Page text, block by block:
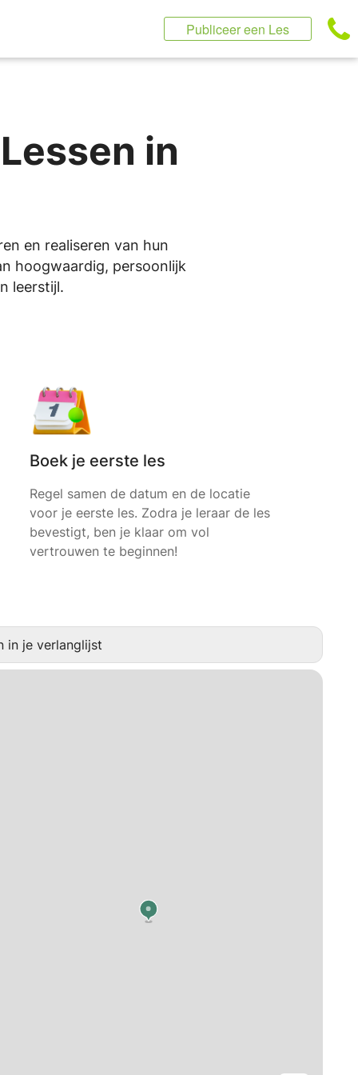
Publiceer een Les
in
en realiseren van hun
hoogwaardig, persoonlijk
leerstijl.
Boek je eerste les
Regel samen de datum en de locatie
voor je eerste les. Zodra je leraar de les
bevestigt, ben je klaar om vol
vertrouwen te beginnen!
in je verlanglijst